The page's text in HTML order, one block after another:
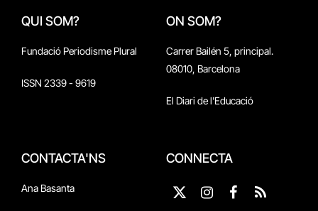
QUI SOM?
Fundació Periodisme Plural
ISSN 2339 - 9619
ON SOM?
Carrer Bailén 5, principal.
08010, Barcelona
El Diari de l'Educació
CONTACTA'NS
Ana Basanta
CONNECTA
X
Instagram
Facebook
RSS